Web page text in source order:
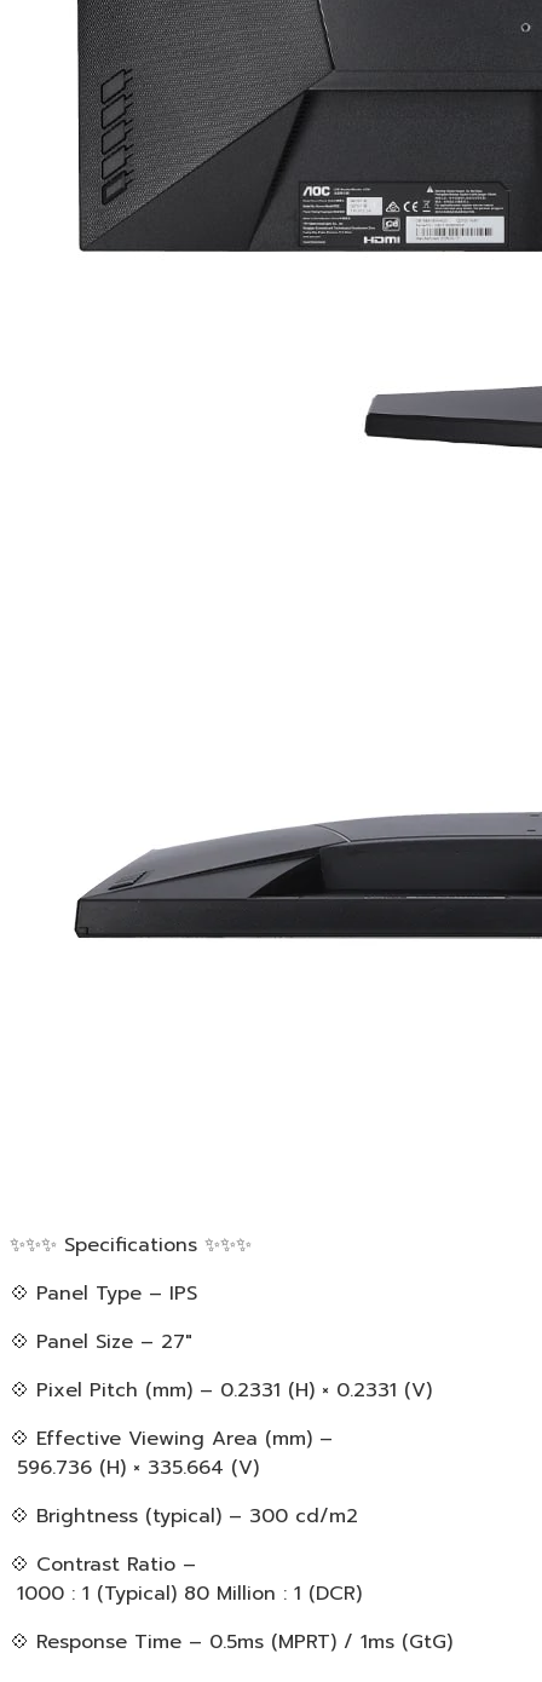
✨✨✨ Specifications ✨✨✨
💠 Panel Type – IPS
💠 Panel Size – 27″
💠 Pixel Pitch (mm) – 0.2331 (H) × 0.2331 (V)
💠 Effective Viewing Area (mm) –
596.736 (H) × 335.664 (V)
💠 Brightness (typical) – 300 cd/m2
💠 Contrast Ratio –
1000 : 1 (Typical) 80 Million : 1 (DCR)
💠 Response Time – 0.5ms (MPRT) / 1ms (GtG)